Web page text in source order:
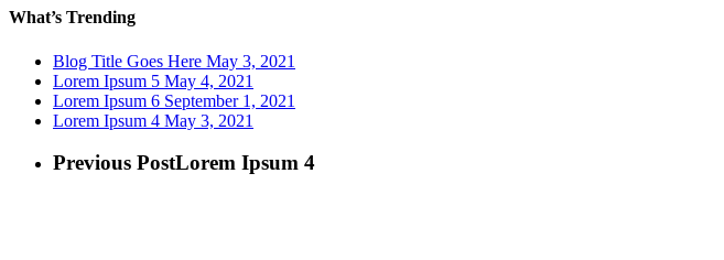
Blog
What’s Trending
Blog Title Goes Here May 3, 2021
Lorem Ipsum 5 May 4, 2021
Lorem Ipsum 6 September 1, 2021
Lorem Ipsum 4 May 3, 2021
Previous PostLorem Ipsum 4